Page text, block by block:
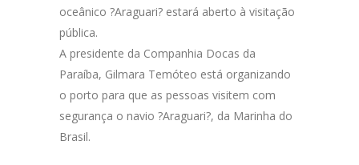
oceânico ?Araguari? estará aberto à visitação
pública.
A presidente da Companhia Docas da
Paraíba, Gilmara Temóteo está organizando
o porto para que as pessoas visitem com
segurança o navio ?Araguari?, da Marinha do
Brasil.